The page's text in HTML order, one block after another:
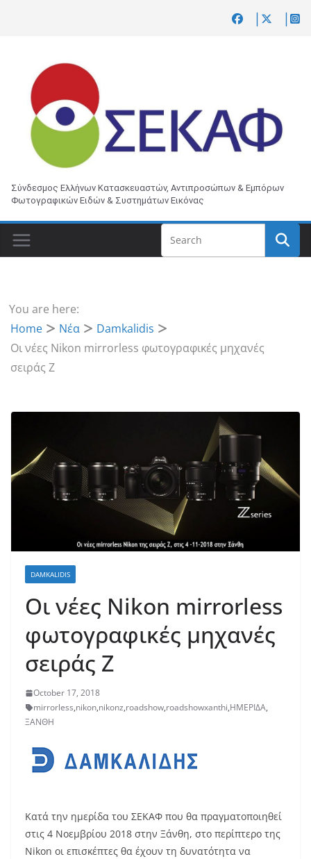
Σύνδεσμος Ελλήνων Κατασκευαστών, Αντιπροσώπων & Εμπόρων
Φωτογραφικών Ειδών & Συστημάτων Εικόνας
You are here:
Home
Νέα
Damkalidis
Οι νέες Nikon mirrorless φωτογραφικές μηχανές
σειράς Z
DAMKALIDIS
Οι νέες Nikon mirrorless
φωτογραφικές μηχανές
σειράς Z
October 17, 2018
mirrorless,nikon,nikonz,roadshow,roadshowxanthi,ΗΜΕΡΙΔΑ,
ΞΑΝΘΗ
Κατά την ημερίδα του ΣΕΚΑΦ που θα πραγματοποιηθεί
στις 4 Νοεμβρίου 2018 στην Ξάνθη, στο περίπτερο της
Nikon οι επισκέπτες θα έχουν τη δυνατότητα να